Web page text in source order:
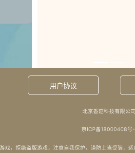
用户协议
北京香菇科技有限公司
京ICP备18000408号-
戏，拒绝盗版游戏，注意自我保护，谨防上当受骗，适